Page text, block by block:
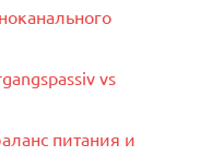
vs
питания и